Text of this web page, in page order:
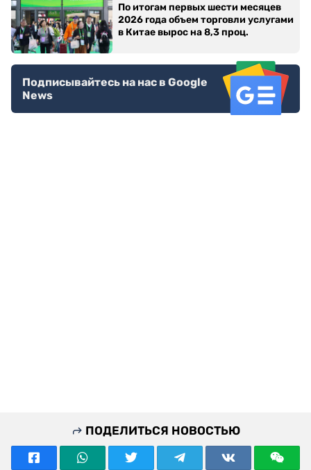
По итогам первых шести месяцев
2026 года объем торговли услугами
в Китае вырос на 8,3 проц.
Подписывайтесь на нас в Google
News
ПОДЕЛИТЬСЯ НОВОСТЬЮ